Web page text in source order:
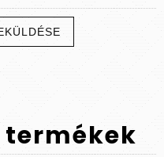
termékek